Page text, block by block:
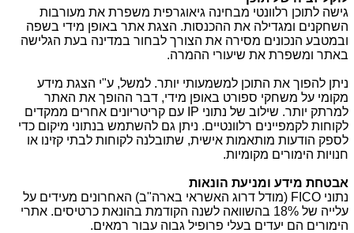
גישה לתוכן רלוונטי מבחינה גיאוגרפית משפרת את מעורבות
השחקנים ומגדילה את ההכנסות. הצגת אתר באופן מידי בשפה
ובמטבע הנכונים מסירה את הצורך לבחור במדינה בעת הגלישה
באתר ומשפרת את שיעורי ההמרה.
ניתן להפוך את התוכן למשמעותי יותר. למשל, ע"י הצגת מידע
מקומי על משחקי ספורט באופן מידי, דבר ההופך את האתר
למרתק יותר. שילוב של נתוני IP עם קריטריונים אחרים ממקדים
לקוחות לקמפיינים רלוונטיים. ניתן גם להשתמש בנתוני מיקום כדי
לספק הודעות מותאמות אישית, שתובלנה לקוחות לבתי קזינו או
חנויות הימורים מקומיות.
אבטחת מידע ומניעת הונאות
נתוני FICO (מודל דרוג האשראי בארה"ב) האחרונים מעידים על
עלייה של 18% בהשוואה לשנה הקודמת בהונאת כרטיסים. אתרי
הימורים הם יעדים בעלי פרופיל גבוה עבור רמאים.